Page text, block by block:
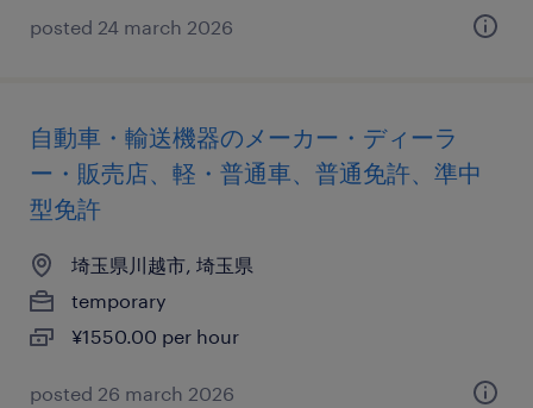
posted 24 march 2026
自動車・輸送機器のメーカー・ディーラ
ー・販売店、軽・普通車、普通免許、準中
型免許
埼玉県川越市, 埼玉県
temporary
¥1550.00 per hour
posted 26 march 2026